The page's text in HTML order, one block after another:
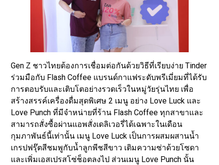
Gen Z ชาวไทยต้องการเชื่อมต่อกันด้วยวิธีที่เรียบง่าย Tinder
ร่วมมือกับ Flash Coffee แบรนด์กาแฟระดับพรีเมี่ยมที่ได้รับ
การตอบรับและเติบโตอย่างรวดเร็วในหมู่วัยรุ่นไทย เพื่อ
สร้างสรรค์เครื่องดื่มสุดพิเศษ 2 เมนู อย่าง Love Luck และ
Love Punch ที่มีจำหน่ายที่ร้าน Flash Coffee ทุกสาขาและ
สามารถสั่งซื้อผ่านแอพสั่งเดลิเวอรี่ได้เฉพาะในเดือน
กุมภาพันธ์นี้เท่านั้น เมนู Love Luck เป็นการผสมผสานน้ำ
เกรปฟรุ๊ตสีชมพูกับน้ำลูกพีชสีขาว เติมความซ่าด้วยโซดา
และเพิ่มเอสเปรสโซ่ช็อตลงไป ส่วนเมนู Love Punch นั้น